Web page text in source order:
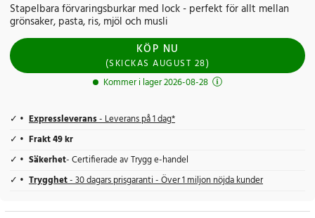
Stapelbara förvaringsburkar med lock - perfekt för allt mellan
grönsaker, pasta, ris, mjöl och musli
KÖP NU
(SKICKASAUGUST 28)
Kommer i lager 2026-08-28
Expressleverans- Leverans på 1 dag*
Frakt 49 kr
Säkerhet- Certifierade av Trygg e-handel
Trygghet- 30 dagars prisgaranti - Över 1 miljon nöjda kunder